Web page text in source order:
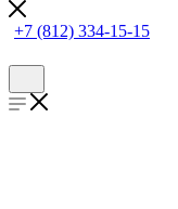
+7 (812) 334-15-15